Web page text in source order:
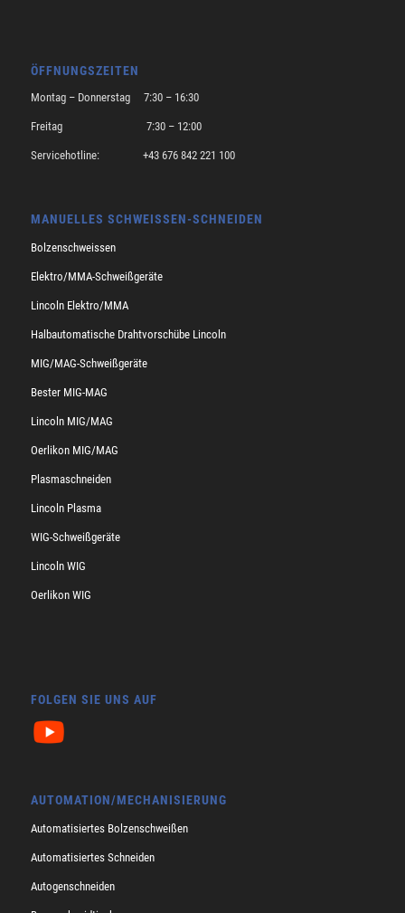
ÖFFNUNGSZEITEN
Montag – Donnerstag 7:30 – 16:30
Freitag 7:30 – 12:00
Servicehotline: +43 676 842 221 100
MANUELLES SCHWEISSEN-SCHNEIDEN
Bolzenschweissen
Elektro/MMA-Schweißgeräte
Lincoln Elektro/MMA
Halbautomatische Drahtvorschübe Lincoln
MIG/MAG-Schweißgeräte
Bester MIG-MAG
Lincoln MIG/MAG
Oerlikon MIG/MAG
Plasmaschneiden
Lincoln Plasma
WIG-Schweißgeräte
Lincoln WIG
Oerlikon WIG
FOLGEN SIE UNS AUF
AUTOMATION/MECHANISIERUNG
Automatisiertes Bolzenschweißen
Automatisiertes Schneiden
Autogenschneiden